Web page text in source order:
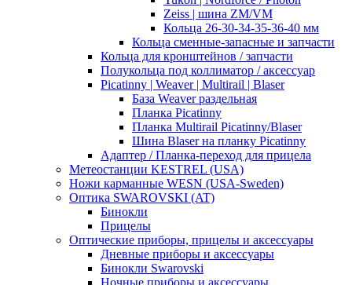
Zeiss | шина ZM/VM
Кольца 26-30-34-35-36-40 мм
Кольца сменные-запасные и запчасти
Кольца для кронштейнов / запчасти
Полукольца под коллиматор / аксессуар
Picatinny | Weaver | Multirail | Blaser
База Weaver раздельная
Планка Picatinny
Планка Multirail Picatinny/Blaser
Шина Blaser на планку Picatinny
Адаптер / Планка-переход для прицела
Метеостанции KESTREL (USA)
Ножи карманные WESN (USA-Sweden)
Оптика SWAROVSKI (AT)
Бинокли
Прицелы
Оптические приборы, прицелы и аксессуары
Дневные приборы и аксессуары
Бинокли Swarovski
Ночные приборы и аксессуары